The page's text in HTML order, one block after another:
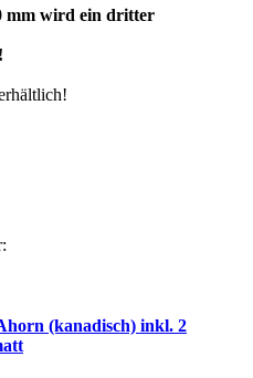
mm wird ein dritter
(kanadisch) inkl. 2